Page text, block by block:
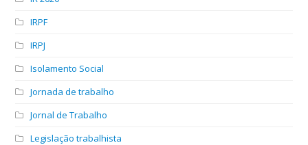
IRPF
IRPJ
Isolamento Social
Jornada de trabalho
Jornal de Trabalho
Legislação trabalhista